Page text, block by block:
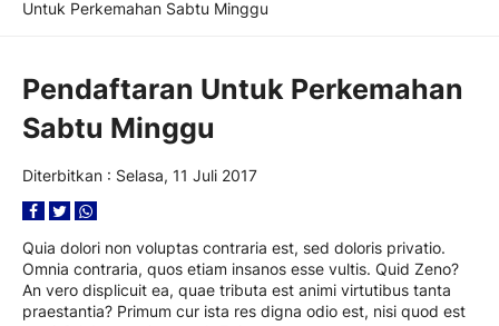
Untuk Perkemahan Sabtu Minggu
Pendaftaran Untuk Perkemahan
Sabtu Minggu
Diterbitkan : Selasa, 11 Juli 2017
Quia dolori non voluptas contraria est, sed doloris privatio.
Omnia contraria, quos etiam insanos esse vultis. Quid Zeno?
An vero displicuit ea, quae tributa est animi virtutibus tanta
praestantia? Primum cur ista res digna odio est, nisi quod est